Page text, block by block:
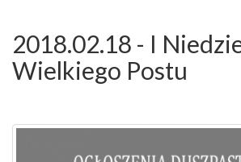
2018.02.18 - I
Wielkiego Postu